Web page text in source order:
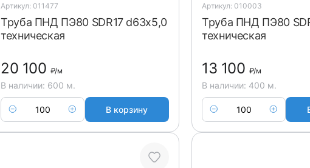
Артикул: 011477
Труба ПНД ПЭ80 SDR17 d63x5,0
техническая
20 100 ₽/м
В наличии: 600 м.
В корзину
Артикул: 010003
Труба ПНД ПЭ80
техническая
13 100 ₽/м
В наличии: 400 м.